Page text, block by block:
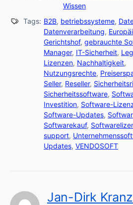
Wissen
Tags: B2B, betriebssysteme,
Datenverarbeitung,
Gerichtshof, gebrauchte
Manager, IT-Sicherheit,
Lizenzen, Nachhaltigkeit,
Nutzungsrechte,
Seller, Reseller,
Sicherheitssoftware,
Investition, Software-
Software-Updates,
Softwarekauf,
support,
Updates, VENDOSOFT
Jan-Dirk Kranz